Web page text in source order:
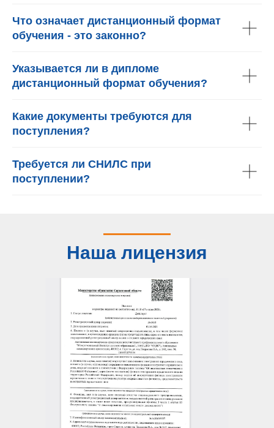
Что означает дистанционный формат
обучения - это законно?
Указывается ли в дипломе
дистанционный формат обучения?
Какие документы требуются для
поступления?
Требуется ли СНИЛС при
поступлении?
Наша лицензия